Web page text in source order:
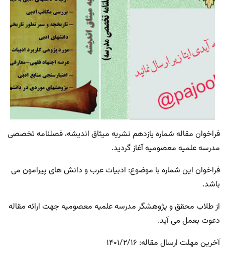
فراخوان مقاله شماره یازدهم نشریه میثاق اندیشه، فصلنامه تخصصی
مدرسه علمیه معصومیه آغاز گردید.
فراخوان این شماره با موضوع: ادبیات عرب و دانش های پیرامون می
باشد.
از طلاب محقق و پژوهشگر مدرسه علمیه معصومیه جهت ارائه مقاله
دعوت بعمل می آید.
آخرین مهلت ارسال مقاله: ۱۴۰۱/۲/۱۶